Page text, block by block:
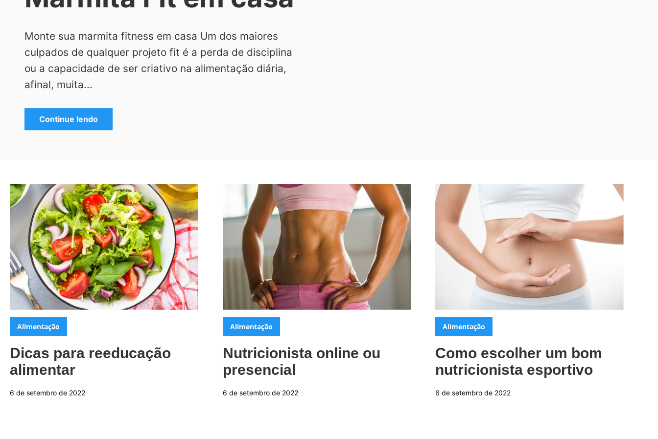
Monte sua marmita fitness em casa Um dos maiores
culpados de qualquer projeto fit é a perda de disciplina
ou a capacidade de ser criativo na alimentação diária,
afinal, muita...
Continue lendo
Categorias:
Alimentação
Dicas para reeducação
alimentar
6 de setembro de 2022
Categorias:
Alimentação
Nutricionista online ou
presencial
6 de setembro de 2022
Categorias:
Alimentação
Como escolher um bom
nutricionista esportivo
6 de setembro de 2022